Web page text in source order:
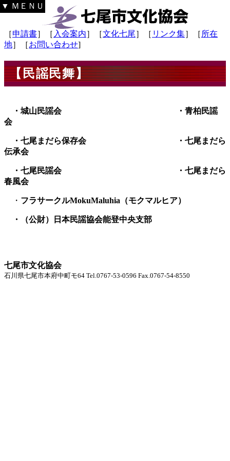
▼ ＭＥＮＵ
［申請書］［ 入会案内］［文化七尾］［ リンク集］［ 所在
地］［お問い合わせ]
【民謡民舞】
・城山民謡会 ・青柏民謡
会
・七尾まだら保存会 ・七尾まだら
伝承会
・七尾民謡会 ・七尾まだら
春風会
・ フラサークルMokuMaluhia（モクマルヒア）
・（公財）日本民謡協会能登中央支部
七尾市文化協会
石川県七尾市本府中町モ64 Tel.0767-53-0596 Fax.0767-54-8550